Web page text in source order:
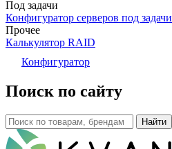
Под задачи
Конфигуратор серверов под задачи
Прочее
Калькулятор RAID
Конфигуратор
Поиск по сайту